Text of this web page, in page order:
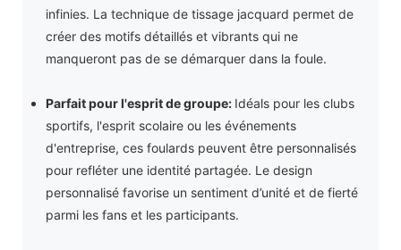
infinies. La technique de tissage jacquard permet de
créer des motifs détaillés et vibrants qui ne
manqueront pas de se démarquer dans la foule.
Parfait pour l'esprit de groupe: Idéals pour les clubs
sportifs, l'esprit scolaire ou les événements
d'entreprise, ces foulards peuvent être personnalisés
pour refléter une identité partagée. Le design
personnalisé favorise un sentiment d’unité et de fierté
parmi les fans et les participants.